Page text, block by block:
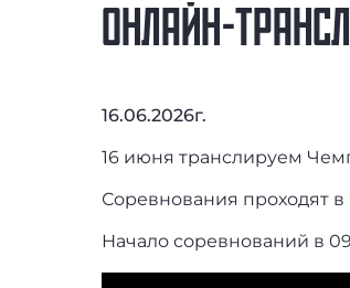
ОНЛАЙН-
16.06.2026г.
16 июня транслируем
Соревнования проходят
Начало соревнований в